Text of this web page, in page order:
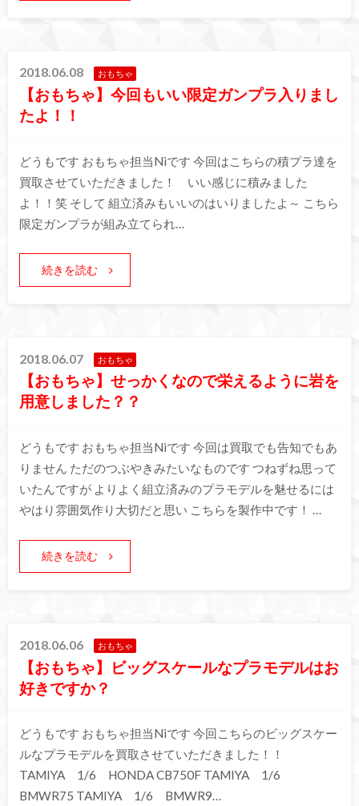
2018.06.08 おもちゃ
【おもちゃ】今回もいい限定ガンプラ入りまし
たよ！！
どうもです おもちゃ担当Niです 今回はこちらの積プラ達を
買取させていただきました！ いい感じに積みました
よ！！笑 そして 組立済みもいいのはいりましたよ～ こちら
限定ガンプラが組み立てられ…
続きを読む
2018.06.07 おもちゃ
【おもちゃ】せっかくなので栄えるように岩を
用意しました？？
どうもです おもちゃ担当Niです 今回は買取でも告知でもあ
りません ただのつぶやきみたいなものです つねずね思って
いたんですが よりよく組立済みのプラモデルを魅せるには
やはり雰囲気作り大切だと思い こちらを製作中です！ …
続きを読む
2018.06.06 おもちゃ
【おもちゃ】ビッグスケールなプラモデルはお
好きですか？
どうもです おもちゃ担当Niです 今回こちらのビッグスケー
ルなプラモデルを買取させていただきました！！
TAMIYA 1/6 HONDA CB750F TAMIYA 1/6
BMWR75 TAMIYA 1/6 BMWR9…